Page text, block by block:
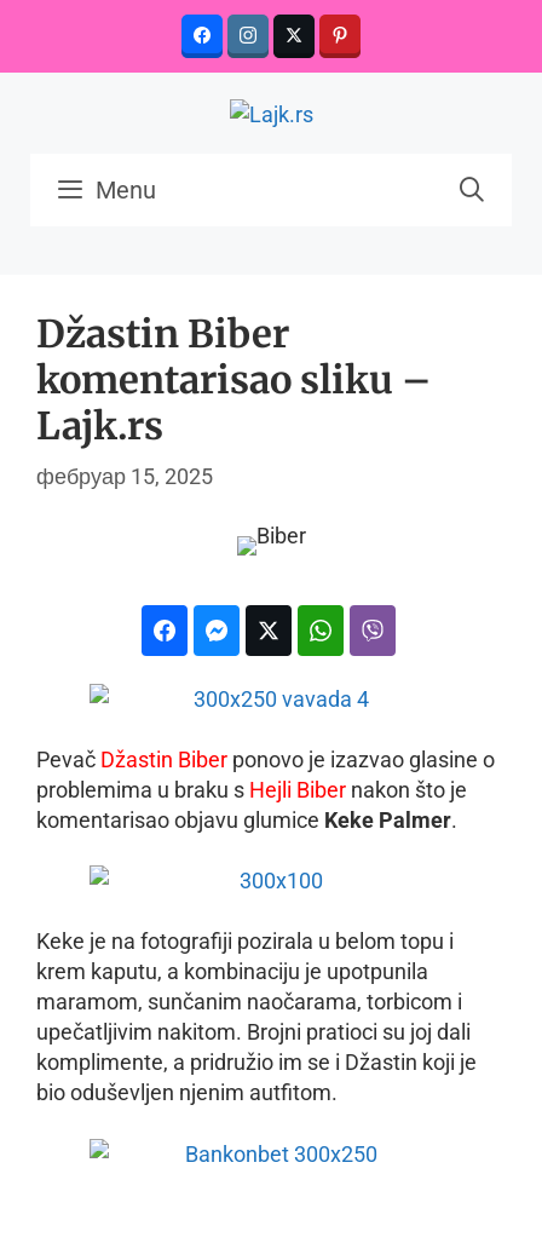
content
Menu
Džastin Biber
komentarisao sliku –
Lajk.rs
фебруар 15, 2025
Pevač Džastin Biber ponovo je izazvao glasine o
problemima u braku s Hejli Biber nakon što je
komentarisao objavu glumice Keke Palmer.
Keke je na fotografiji pozirala u belom topu i
krem kaputu, a kombinaciju je upotpunila
maramom, sunčanim naočarama, torbicom i
upečatljivim nakitom. Brojni pratioci su joj dali
komplimente, a pridružio im se i Džastin koji je
bio oduševljen njenim autfitom.